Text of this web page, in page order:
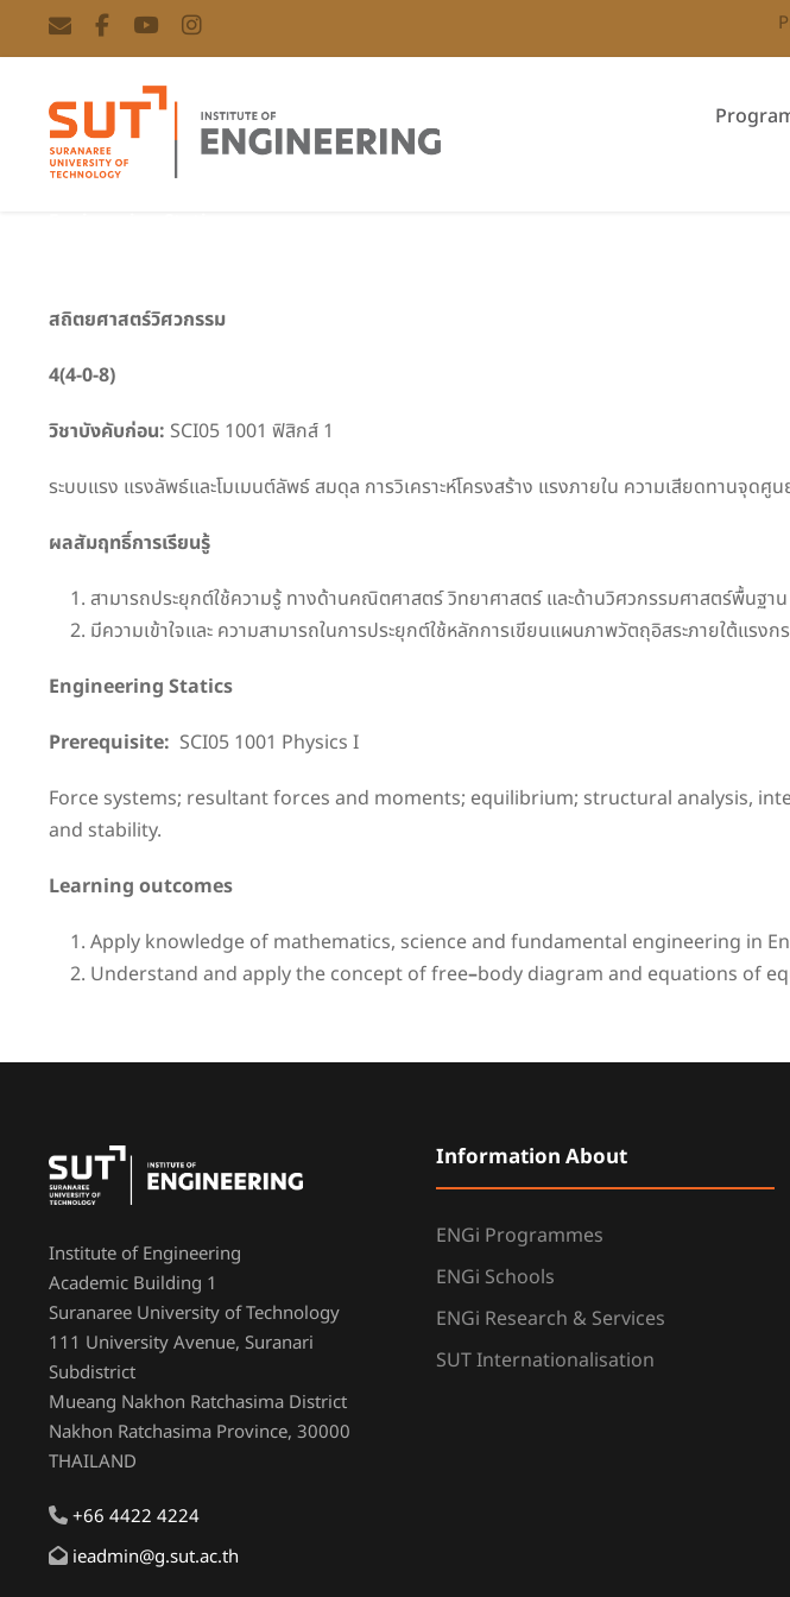
สถิตยศาสตร์วิศวกรรม
4(4-0-8)
วิชาบังคับก่อน: SCI05 1001 ฟิสิกส์ 1
ระบบแรง แรงลัพธ์และโมเมนต์ลัพธ์ สมดุล การวิเคราะห์โครงสร้าง แรงภายใน ความเสียดทานจุ
ผลสัมฤทธิ์การเรียนรู้
สามารถประยุกต์ใช้ความรู้ ทางด้านคณิตศาสตร์ วิทยาศาสตร์ และด้านวิศวกรรมศาสตร์พื้นฐ
มีความเข้าใจและ ความสามารถในการประยุกต์ใช้หลักการเขียนแผนภาพวัตถุอิสระภายใต้
Engineering Statics
Prerequisite: SCI05 1001 Physics I
Force systems; resultant forces and moments; equilibrium; structural analysis,
and stability.
Learning outcomes
Apply knowledge of mathematics, science and fundamental engineering in
Understand and apply the concept of free–body diagram and equations of
Institute of Engineering
Academic Building 1
Suranaree University of Technology
111 University Avenue, Suranari
Subdistrict
Mueang Nakhon Ratchasima District
Nakhon Ratchasima Province, 30000
THAILAND
+66 4422 4224
ieadmin@g.sut.ac.th
Information About
ENGi Programmes
ENGi Schools
ENGi Research & Services
SUT Internationalisation